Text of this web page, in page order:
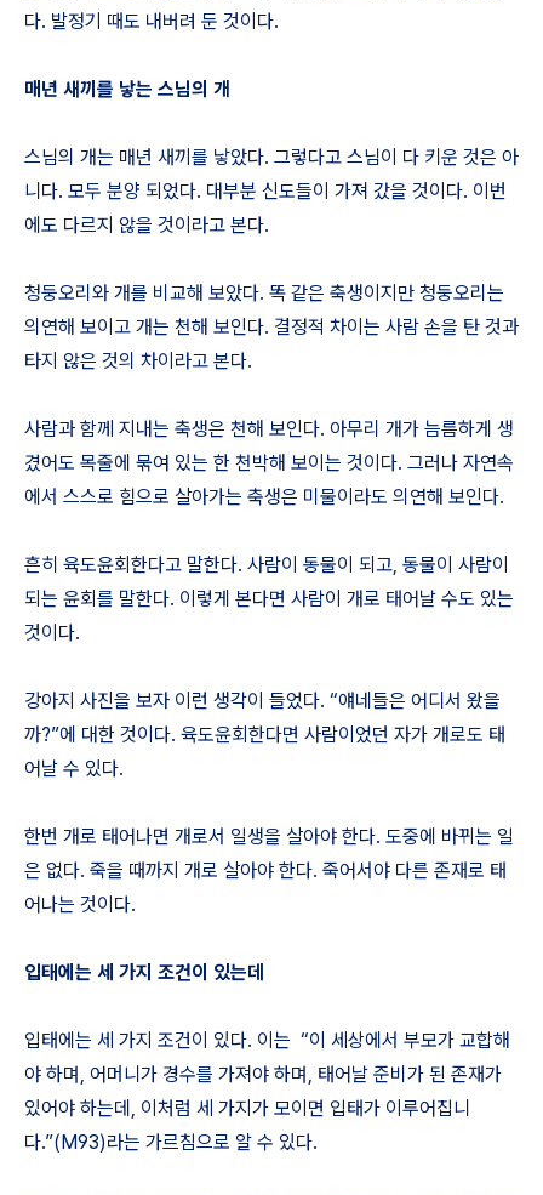
다. 발정기 때도 내버려 둔 것이다.
매년 새끼를 낳는 스님의 개
스님의 개는 매년 새끼를 낳았다. 그렇다고 스님이 다 키운 것은 아
니다. 모두 분양 되었다. 대부분 신도들이 가져 갔을 것이다. 이번
에도 다르지 않을 것이라고 본다.
청둥오리와 개를 비교해 보았다. 똑 같은 축생이지만 청둥오리는
의연해 보이고 개는 천해 보인다. 결정적 차이는 사람 손을 탄 것과
타지 않은 것의 차이라고 본다.
사람과 함께 지내는 축생은 천해 보인다. 아무리 개가 늠름하게 생
겼어도 목줄에 묶여 있는 한 천박해 보이는 것이다. 그러나 자연속
에서 스스로 힘으로 살아가는 축생은 미물이라도 의연해 보인다.
흔히 육도윤회한다고 말한다. 사람이 동물이 되고, 동물이 사람이
되는 윤회를 말한다. 이렇게 본다면 사람이 개로 태어날 수도 있는
것이다.
강아지 사진을 보자 이런 생각이 들었다. “얘네들은 어디서 왔을
까?”에 대한 것이다. 육도윤회한다면 사람이었던 자가 개로도 태
어날 수 있다.
한번 개로 태어나면 개로서 일생을 살아야 한다. 도중에 바뀌는 일
은 없다. 죽을 때까지 개로 살아야 한다. 죽어서야 다른 존재로 태
어나는 것이다.
입태에는 세 가지 조건이 있는데
입태에는 세 가지 조건이 있다. 이는 “이 세상에서 부모가 교합해
야 하며, 어머니가 경수를 가져야 하며, 태어날 준비가 된 존재가
있어야 하는데, 이처럼 세 가지가 모이면 입태가 이루어집니
다.”(M93)라는 가르침으로 알 수 있다.